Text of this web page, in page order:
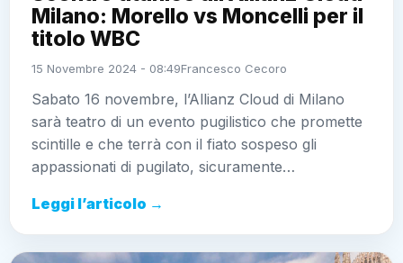
Milano: Morello vs Moncelli per il
titolo WBC
15 Novembre 2024 - 08:49Francesco Cecoro
Sabato 16 novembre, l’Allianz Cloud di Milano
sarà teatro di un evento pugilistico che promette
scintille e che terrà con il fiato sospeso gli
appassionati di pugilato, sicuramente…
Leggi l’articolo →